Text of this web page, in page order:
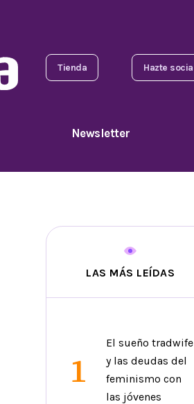
Tienda Hazte socia
Newsletter
LAS MÁS LEÍDAS
1
El sueño tradwife
y las deudas del
feminismo con
las jóvenes